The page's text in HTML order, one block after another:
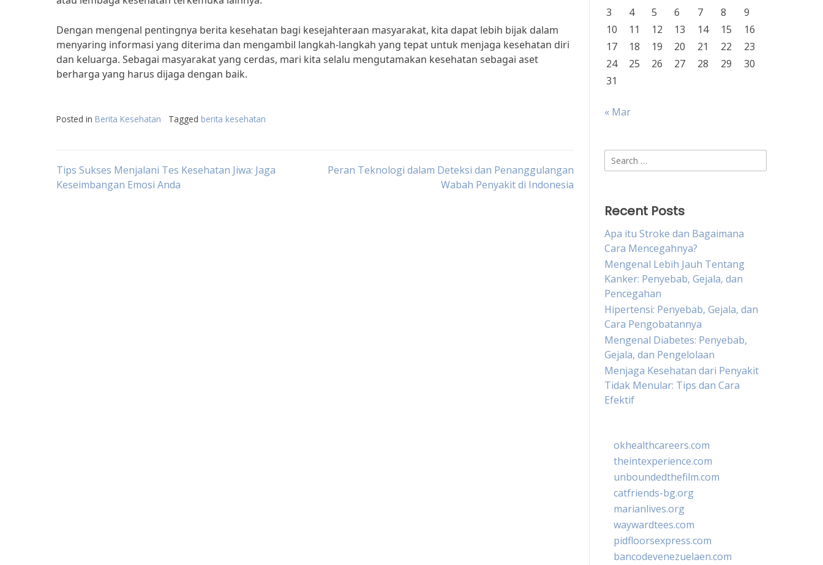
Dengan mengenal pentingnya berita kesehatan bagi kesejahteraan masyarakat, kita dapat lebih bijak dalam
menyaring informasi yang diterima dan mengambil langkah-langkah yang tepat untuk menjaga kesehatan diri
dan keluarga. Sebagai masyarakat yang cerdas, mari kita selalu mengutamakan kesehatan sebagai aset
berharga yang harus dijaga dengan baik.
Posted in Berita Kesehatan Tagged berita kesehatan
Post
Tips Sukses Menjalani Tes Kesehatan Jiwa: Jaga
Keseimbangan Emosi Anda
Peran Teknologi dalam Deteksi dan Penanggulangan
Wabah Penyakit di Indonesia
3
4 5 6 7 8
9
10
11 12 13 14 15
16
17
18 19 20 21 22
23
24
25 26 27 28 29
30
31
« Mar
Search
for:
Recent Posts
Apa itu Stroke dan Bagaimana
Cara Mencegahnya?
Mengenal Lebih Jauh Tentang
Kanker: Penyebab, Gejala, dan
Pencegahan
Hipertensi: Penyebab, Gejala, dan
Cara Pengobatannya
Mengenal Diabetes: Penyebab,
Gejala, dan Pengelolaan
Menjaga Kesehatan dari Penyakit
Tidak Menular: Tips dan Cara
Efektif
okhealthcareers.com
theintexperience.com
unboundedthefilm.com
catfriends-bg.org
marianlives.org
waywardtees.com
pidfloorsexpress.com
bancodevenezuelaen.com